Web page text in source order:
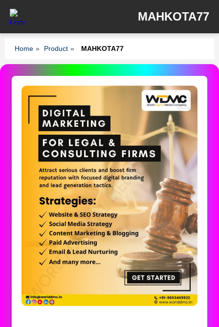
MAHKOTA77
Home » Product » MAHKOTA77